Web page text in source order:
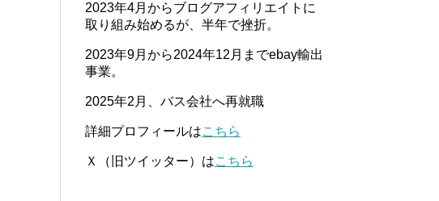
2023年4月からブログアフィリエイトに
取り組み始めるが、半年で挫折。
2023年9月から2024年12月までebay輸出
事業。
2025年2月、バス会社へ再就職
詳細プロフィールはこちら
Ｘ（旧ツイッター）はこちら